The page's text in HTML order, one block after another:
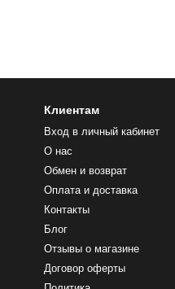
Клиентам
Вход в личный кабинет
О нас
Обмен и возврат
Оплата и доставка
Контакты
Блог
Отзывы о магазине
Договор оферты